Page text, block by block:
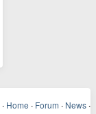
· Home · Forum · News ·